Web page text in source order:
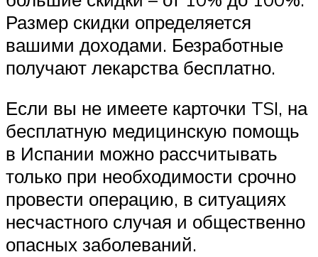
Размер скидки определяется
вашими доходами. Безработные
получают лекарства бесплатно.
Если вы не имеете карточки TSI, на
бесплатную медицинскую помощь
в Испании можно рассчитывать
только при необходимости срочно
провести операцию, в ситуациях
несчастного случая и общественно
опасных заболеваний.